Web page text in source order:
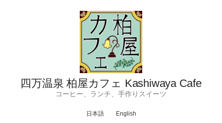
四万温泉 柏屋カフェ Kashiwaya Cafe
コーヒー、ランチ、手作りスイーツ
日本語 English